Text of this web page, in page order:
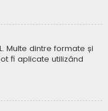
Multe dintre formate și
fi aplicate utilizând